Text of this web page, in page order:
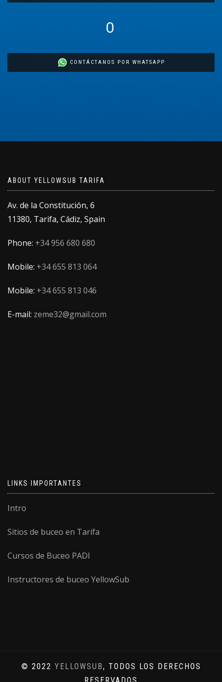
O
CONTÁCTANOS POR WHATSAPP
ABOUT YELLOWSUB TARIFA
Av. de la Constitución, 6
11380, Tarifa, Cádiz, Spain
Phone: +34 956 680 680
Mobile: +34 655 813 064
Mobile: +34 655 813 046
E-mail: zeme32@gmail.com
LINKS IMPORTANTES
Intro
Sitios de buceo en Tarifa
Cursos de Buceo PADI
Instructores de buceo YellowSub
© 2022 YELLOWSUB, TODOS LOS DERECHOS